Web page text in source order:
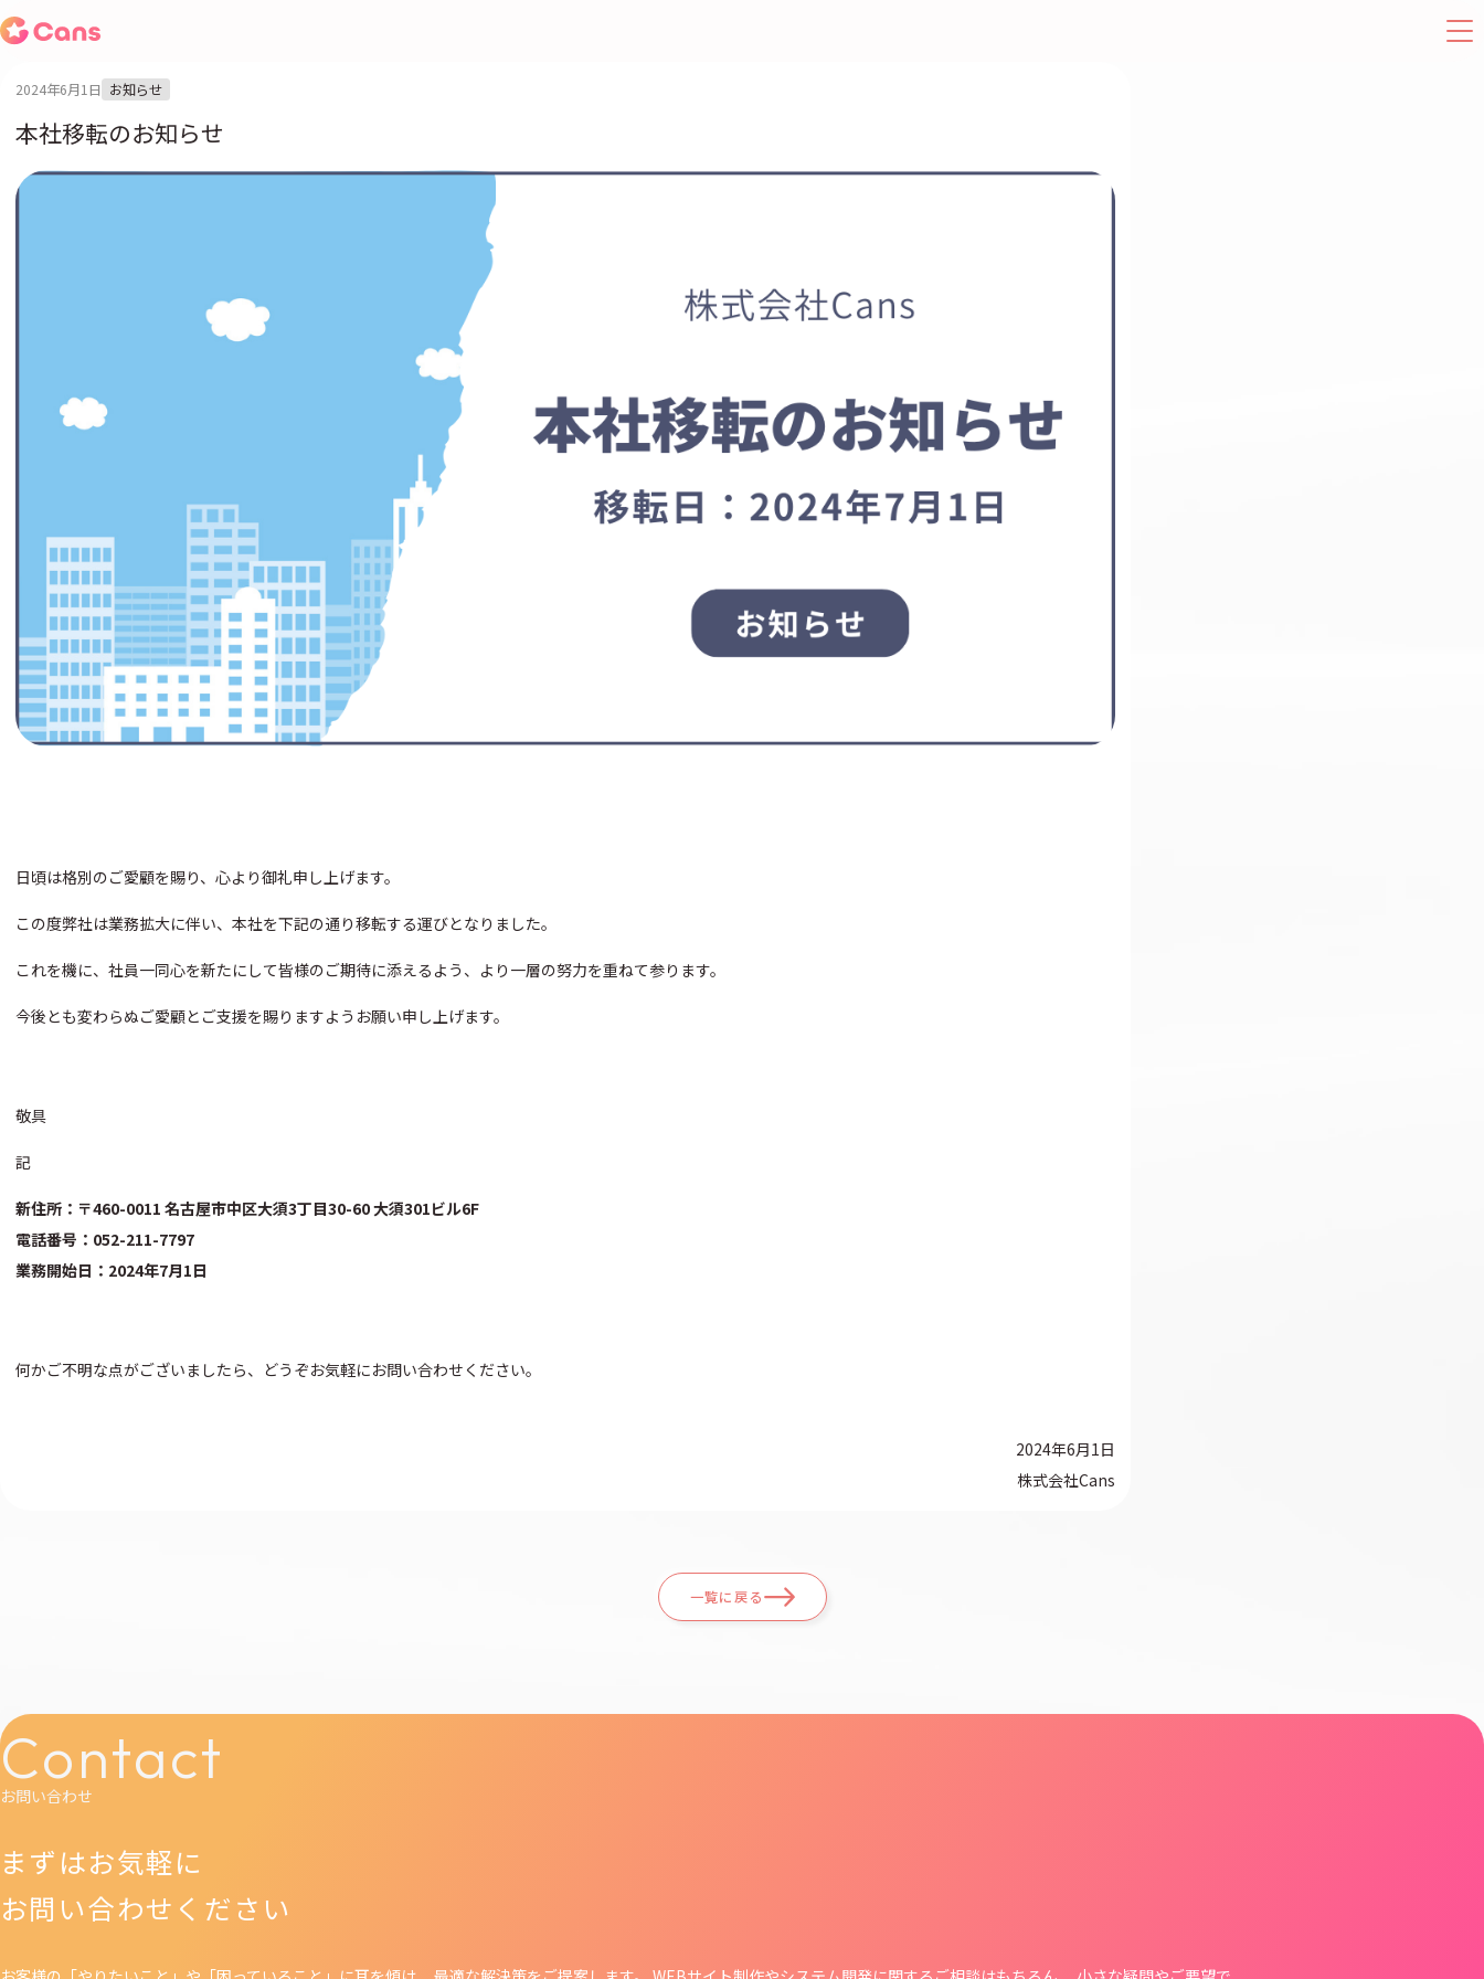
2024年6月1日 お知らせ
本社移転のお知らせ
日頃は格別のご愛顧を賜り、心より御礼申し上げます。
この度弊社は業務拡大に伴い、本社を下記の通り移転する運びとなりました。
これを機に、社員一同心を新たにして皆様のご期待に添えるよう、より一層の努力を重ねて参ります。
今後とも変わらぬご愛顧とご支援を賜りますようお願い申し上げます。
敬具
記
新住所：〒460-0011 名古屋市中区大須3丁目30-60 大須301ビル6F
電話番号：052-211-7797
業務開始日：2024年7月1日
何かご不明な点がございましたら、どうぞお気軽にお問い合わせください。
2024年6月1日
株式会社Cans
一覧に戻る
Contact
お問い合わせ
まずはお気軽に
お問い合わせください